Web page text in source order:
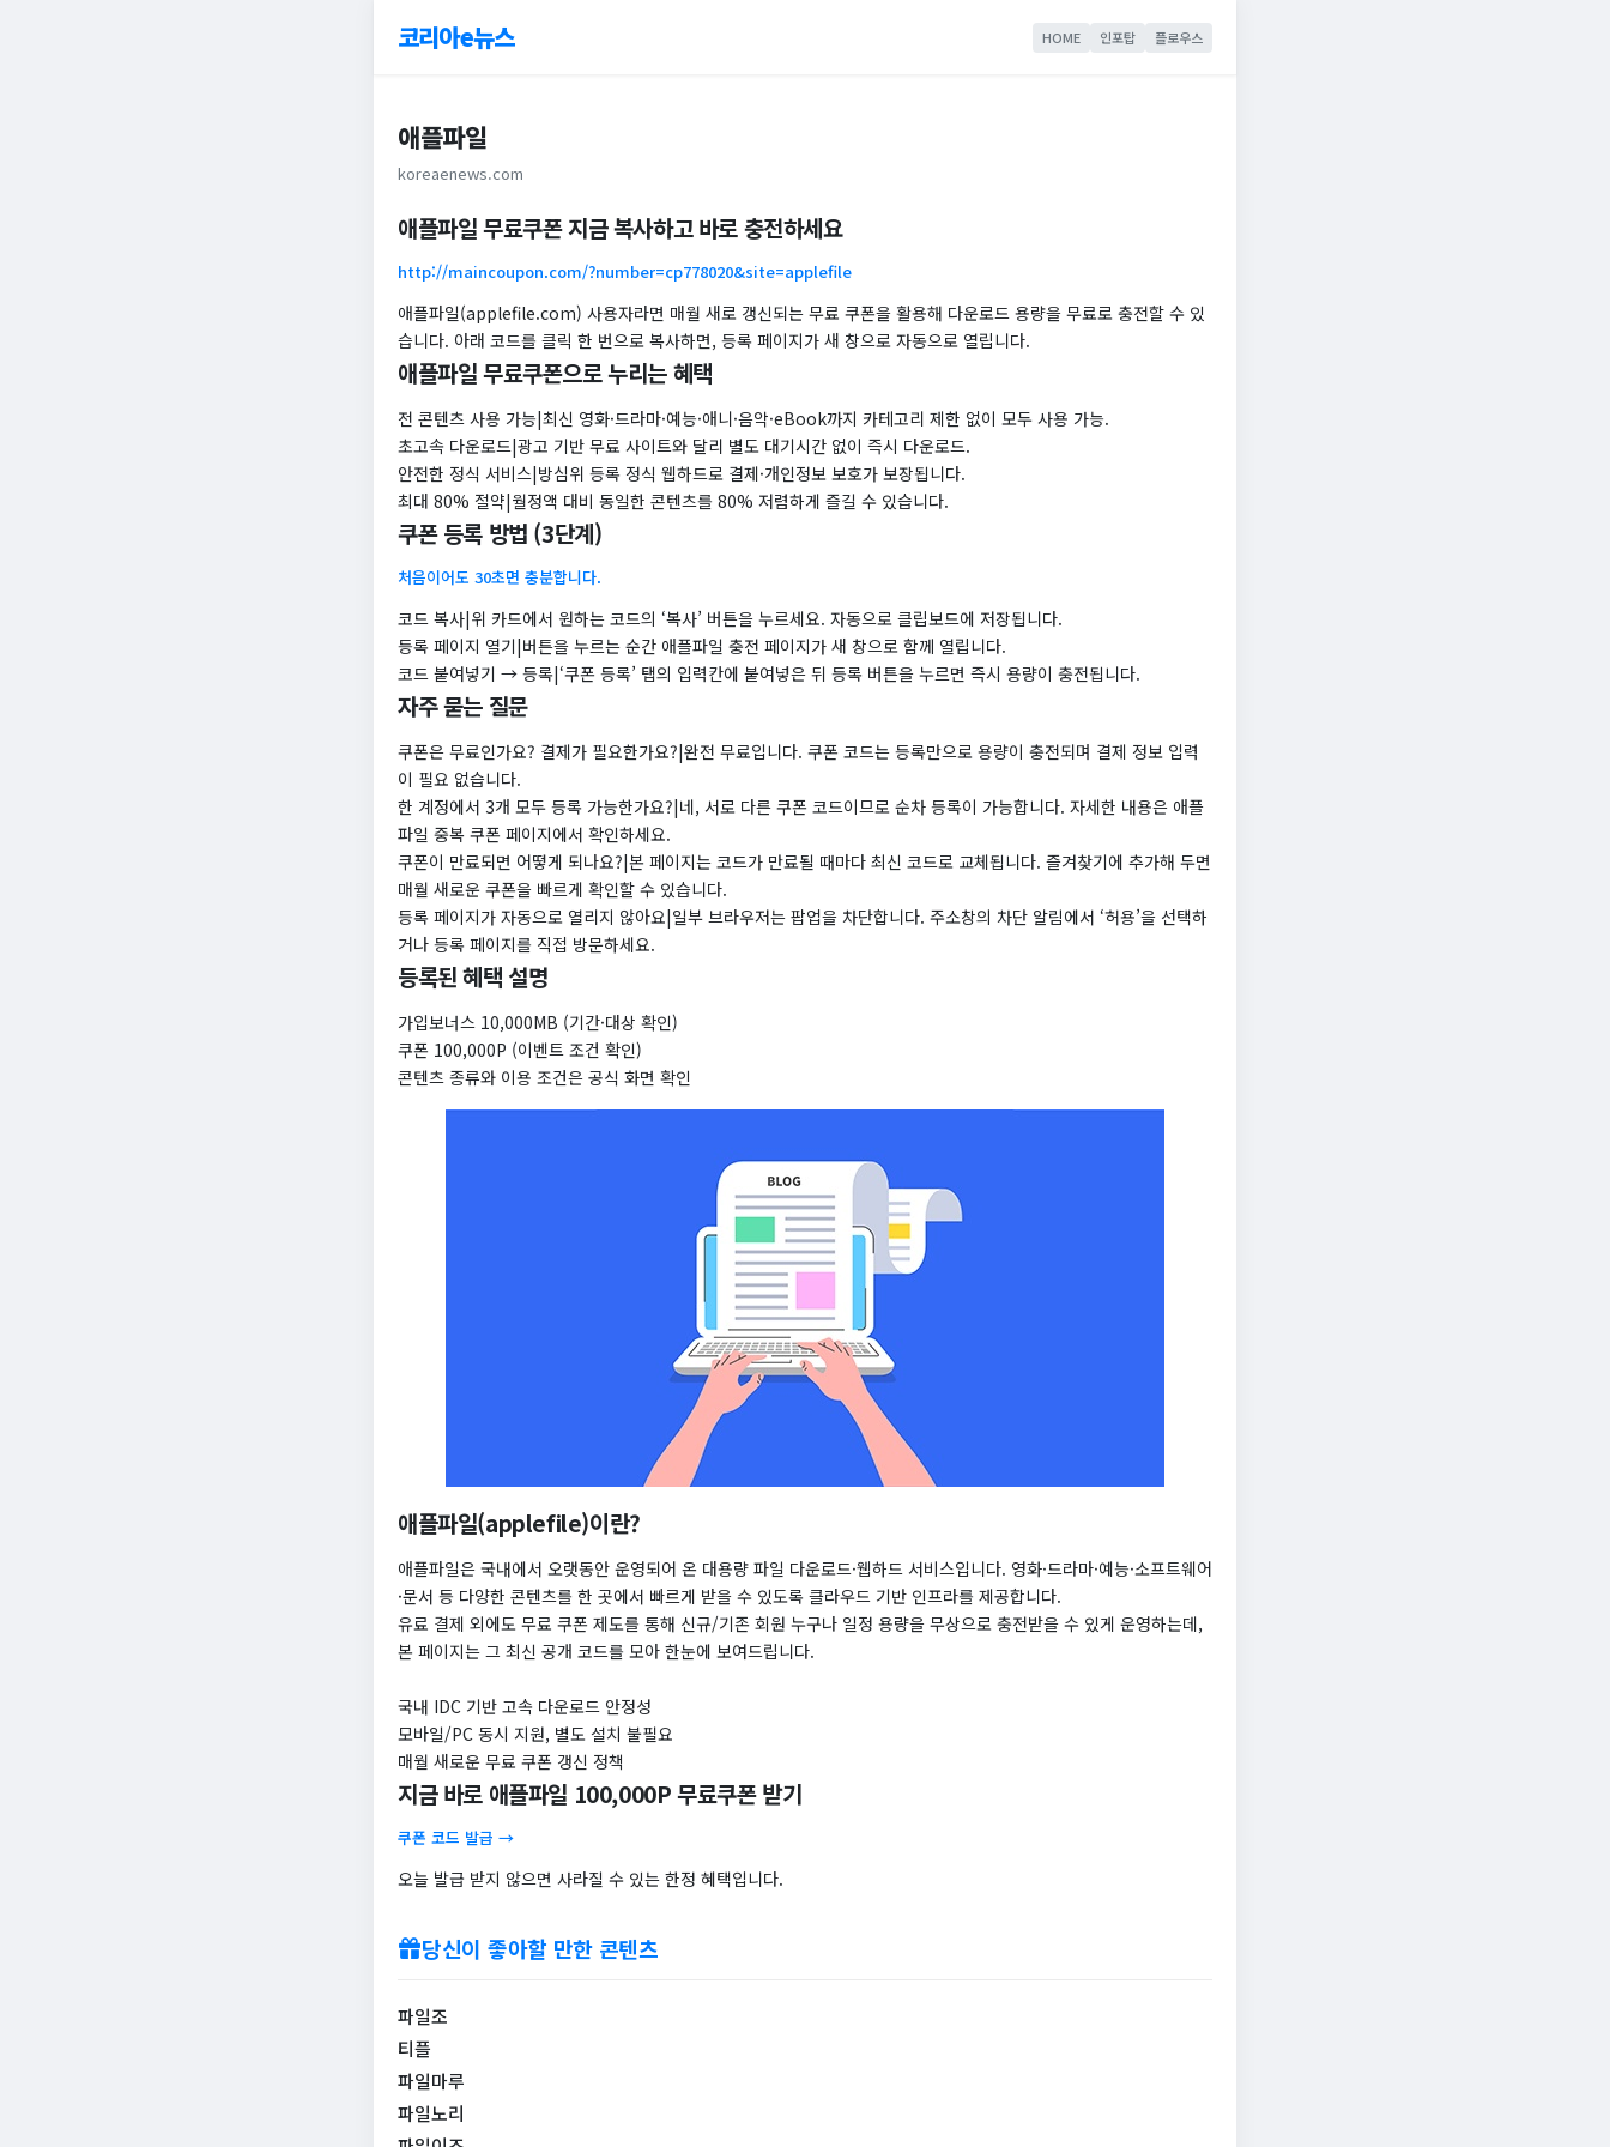
코리아e뉴스 HOME 인포탑 플로우스
애플파일
koreaenews.com
애플파일 무료쿠폰 지금 복사하고 바로 충전하세요
http://maincoupon.com/?number=cp778020&site=applefile
애플파일(applefile.com) 사용자라면 매월 새로 갱신되는 무료 쿠폰을 활용해 다운로드 용량을 무료로 충전할 수 있
습니다. 아래 코드를 클릭 한 번으로 복사하면, 등록 페이지가 새 창으로 자동으로 열립니다.
애플파일 무료쿠폰으로 누리는 혜택
전 콘텐츠 사용 가능|최신 영화·드라마·예능·애니·음악·eBook까지 카테고리 제한 없이 모두 사용 가능.
초고속 다운로드|광고 기반 무료 사이트와 달리 별도 대기시간 없이 즉시 다운로드.
안전한 정식 서비스|방심위 등록 정식 웹하드로 결제·개인정보 보호가 보장됩니다.
최대 80% 절약|월정액 대비 동일한 콘텐츠를 80% 저렴하게 즐길 수 있습니다.
쿠폰 등록 방법 (3단계)
처음이어도 30초면 충분합니다.
코드 복사|위 카드에서 원하는 코드의 ‘복사’ 버튼을 누르세요. 자동으로 클립보드에 저장됩니다.
등록 페이지 열기|버튼을 누르는 순간 애플파일 충전 페이지가 새 창으로 함께 열립니다.
코드 붙여넣기 → 등록|‘쿠폰 등록’ 탭의 입력칸에 붙여넣은 뒤 등록 버튼을 누르면 즉시 용량이 충전됩니다.
자주 묻는 질문
쿠폰은 무료인가요? 결제가 필요한가요?|완전 무료입니다. 쿠폰 코드는 등록만으로 용량이 충전되며 결제 정보 입력
이 필요 없습니다.
한 계정에서 3개 모두 등록 가능한가요?|네, 서로 다른 쿠폰 코드이므로 순차 등록이 가능합니다. 자세한 내용은 애플
파일 중복 쿠폰 페이지에서 확인하세요.
쿠폰이 만료되면 어떻게 되나요?|본 페이지는 코드가 만료될 때마다 최신 코드로 교체됩니다. 즐겨찾기에 추가해 두면
매월 새로운 쿠폰을 빠르게 확인할 수 있습니다.
등록 페이지가 자동으로 열리지 않아요|일부 브라우저는 팝업을 차단합니다. 주소창의 차단 알림에서 ‘허용’을 선택하
거나 등록 페이지를 직접 방문하세요.
등록된 혜택 설명
가입보너스 10,000MB (기간·대상 확인)
쿠폰 100,000P (이벤트 조건 확인)
콘텐츠 종류와 이용 조건은 공식 화면 확인
애플파일(applefile)이란?
애플파일은 국내에서 오랫동안 운영되어 온 대용량 파일 다운로드·웹하드 서비스입니다. 영화·드라마·예능·소프트웨어
·문서 등 다양한 콘텐츠를 한 곳에서 빠르게 받을 수 있도록 클라우드 기반 인프라를 제공합니다.
유료 결제 외에도 무료 쿠폰 제도를 통해 신규/기존 회원 누구나 일정 용량을 무상으로 충전받을 수 있게 운영하는데,
본 페이지는 그 최신 공개 코드를 모아 한눈에 보여드립니다.
국내 IDC 기반 고속 다운로드 안정성
모바일/PC 동시 지원, 별도 설치 불필요
매월 새로운 무료 쿠폰 갱신 정책
지금 바로 애플파일 100,000P 무료쿠폰 받기
쿠폰 코드 발급 →
오늘 발급 받지 않으면 사라질 수 있는 한정 혜택입니다.
당신이 좋아할 만한 콘텐츠
파일조
티플
파일마루
파일노리